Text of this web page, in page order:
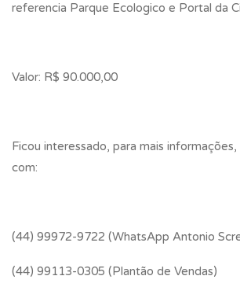
referencia Parque Ecologico e Portal da
Valor: R$ 90.000,00
Ficou interessado, para mais
com:
(44) 99972-9722 (WhatsApp Antonio
(44) 99113-0305 (Plantão de Vendas)